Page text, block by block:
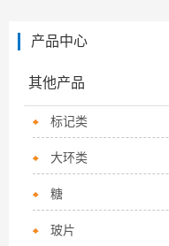
产品中心
其他产品
标记类
大环类
糖
玻片